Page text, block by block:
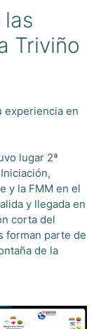
Triviño
experiencia en
lugar 2ª
y la FMM en el
y llegada en
corta del
forman parte de
de la